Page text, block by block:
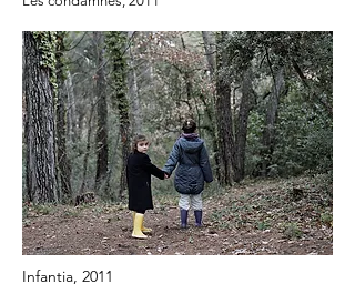
Infantia, 2011